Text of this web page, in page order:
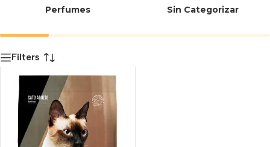
Perfumes Sin Categorizar
Filters